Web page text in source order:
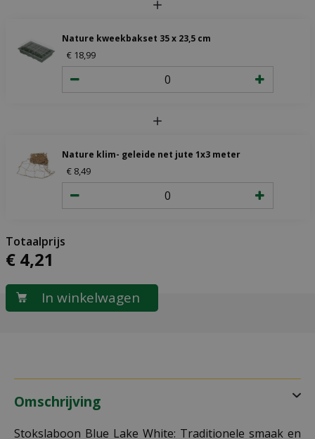
Nature kweekbakset 35 x 23,5 cm
€ 18 99
Nature klim- geleide net jute 1x3 meter
€ 849
€ 4,21
Omschrijving
Stokslaboon Blue Lake White: Traditionele smaak en